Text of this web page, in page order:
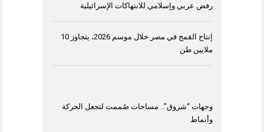
رفض عربي وإسلامي للانتهاكات الإسرائيلية
إنتاج القمح في مصر خلال موسم 2026، يتجاوز 10
ملايين طن
وجهات “شروق”.. مساحات صُممت لتجعل الحركة
وأنماط